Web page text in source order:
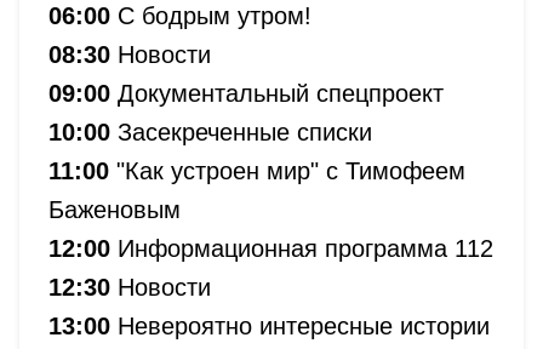
06:00 С бодрым утром!
08:30 Новости
09:00 Документальный спецпроект
10:00 Засекреченные списки
11:00 "Как устроен мир" с Тимофеем
Баженовым
12:00 Информационная программа 112
12:30 Новости
13:00 Невероятно интересные истории